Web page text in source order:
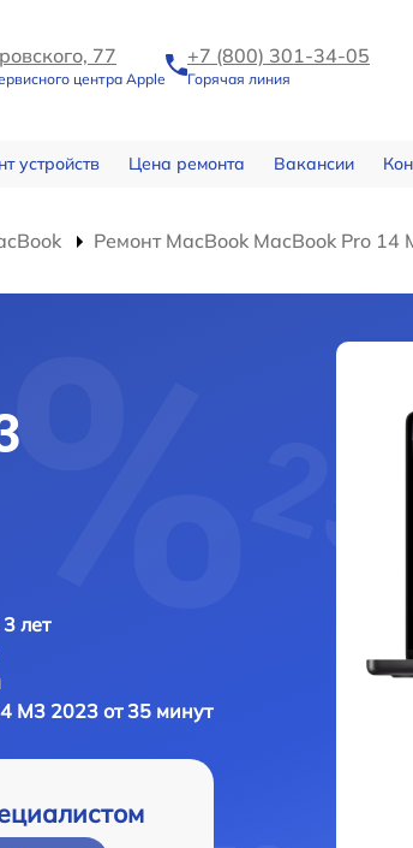
77
центра Apple
+7 (800) 301-34-05
Горячая линия
устройств Цена ремонта Вакансии
Ремонт MacBook MacBook Pro 14
лет
M3 2023 от 35 минут